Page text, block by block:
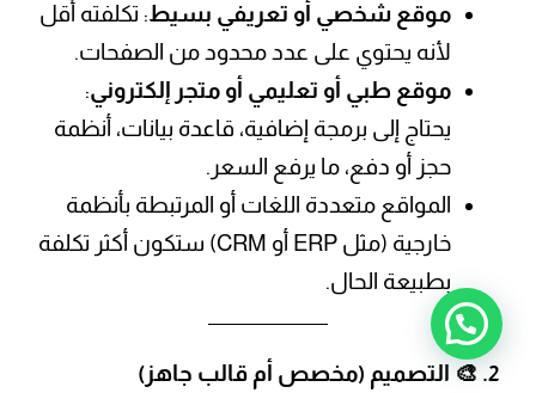
موقع شخصي أو تعريفي بسيط: تكلفته أقل
لأنه يحتوي على عدد محدود من الصفحات.
موقع طبي أو تعليمي أو متجر إلكتروني:
يحتاج إلى برمجة إضافية، قاعدة بيانات، أنظمة
حجز أو دفع، ما يرفع السعر.
المواقع متعددة اللغات أو المرتبطة بأنظمة
خارجية (مثل ERP أو CRM) ستكون أكثر تكلفة
بطبيعة الحال.
2. 🎨 التصميم (مخصص أم قالب جاهز)
تحتاج الى أي مساعدة ؟